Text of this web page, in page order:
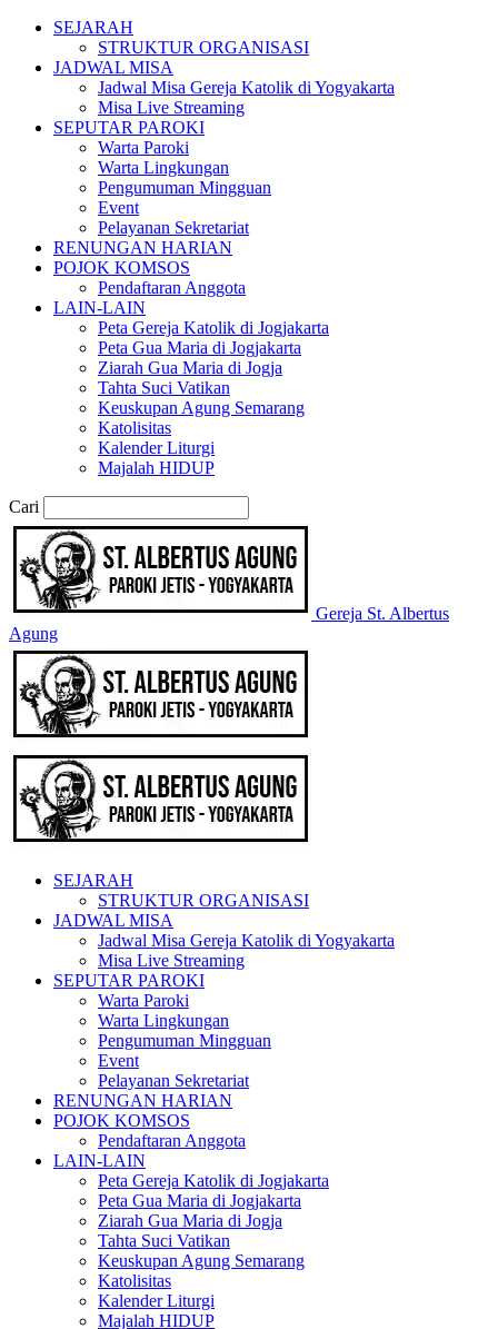
SEJARAH
STRUKTUR ORGANISASI
JADWAL MISA
Jadwal Misa Gereja Katolik di Yogyakarta
Misa Live Streaming
SEPUTAR PAROKI
Warta Paroki
Warta Lingkungan
Pengumuman Mingguan
Event
Pelayanan Sekretariat
RENUNGAN HARIAN
POJOK KOMSOS
Pendaftaran Anggota
LAIN-LAIN
Peta Gereja Katolik di Jogjakarta
Peta Gua Maria di Jogjakarta
Ziarah Gua Maria di Jogja
Tahta Suci Vatikan
Keuskupan Agung Semarang
Katolisitas
Kalender Liturgi
Majalah HIDUP
Cari
Gereja St. Albertus
Agung
SEJARAH
STRUKTUR ORGANISASI
JADWAL MISA
Jadwal Misa Gereja Katolik di Yogyakarta
Misa Live Streaming
SEPUTAR PAROKI
Warta Paroki
Warta Lingkungan
Pengumuman Mingguan
Event
Pelayanan Sekretariat
RENUNGAN HARIAN
POJOK KOMSOS
Pendaftaran Anggota
LAIN-LAIN
Peta Gereja Katolik di Jogjakarta
Peta Gua Maria di Jogjakarta
Ziarah Gua Maria di Jogja
Tahta Suci Vatikan
Keuskupan Agung Semarang
Katolisitas
Kalender Liturgi
Majalah HIDUP